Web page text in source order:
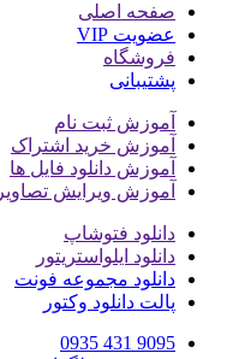
صفحه اصلی
عضویت VIP
فروشگاه
پشتیبانی
آموزش ثبت نام
آموزش خرید اشتراک
آموزش دانلود فایل ها
آموزش ویرایش تصاویر
دانلود فتوشاپ
دانلود ایلواستریتور
دانلود مجموعه فونت
پالت دانلود وکتور
9095 431 0935